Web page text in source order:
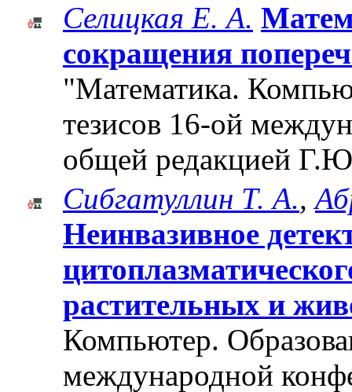
Селицкая Е. А.
сокращения
"Математика.
тезисов 16-ой
общей редакцией
Сибгатуллин Т. А.,
Неинвазивное
растительных и
Компьютер.
международной